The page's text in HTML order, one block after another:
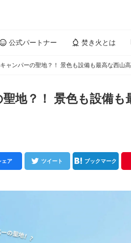
公式パートナー 焚き火とは
キャンパーの聖地？！ 景色も設備も最高な西山
地？！ 景色も設備も
ェア ツイート ブックマーク